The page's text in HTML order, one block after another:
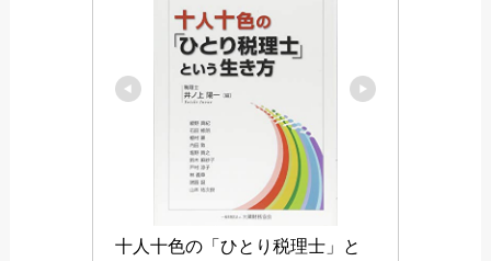
十人十色の「ひとり税理士」と